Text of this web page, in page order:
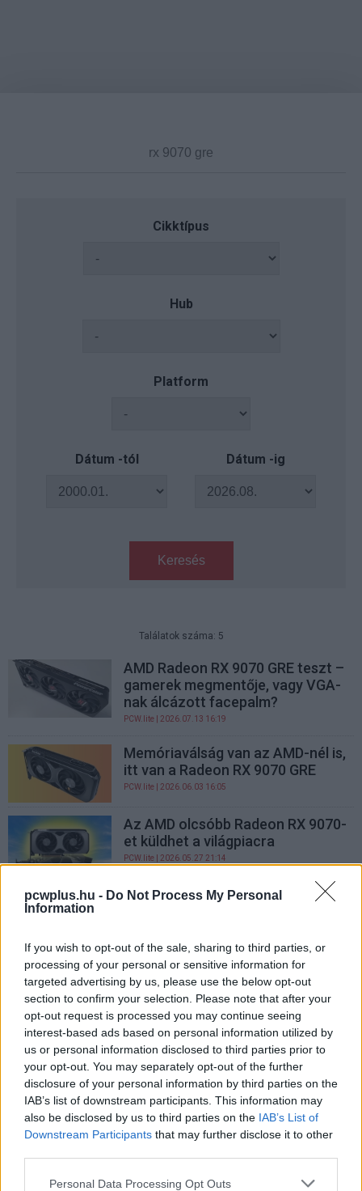
pcwplus.hu - Do Not Process My Personal
Information
If you wish to opt-out of the sale, sharing to third parties, or
processing of your personal or sensitive information for
targeted advertising by us, please use the below opt-out
section to confirm your selection. Please note that after your
opt-out request is processed you may continue seeing
interest-based ads based on personal information utilized by
us or personal information disclosed to third parties prior to
your opt-out. You may separately opt-out of the further
disclosure of your personal information by third parties on the
IAB’s list of downstream participants. This information may
also be disclosed by us to third parties on the IAB’s List of
Downstream Participants that may further disclose it to other
Please note that this website/app uses one or more Google
Personal Data Processing Opt Outs
Cikktípus
Hub
Platform
Dátum -tól Dátum -ig
Keresés
Találatok száma: 5
AMD Radeon RX 9070 GRE teszt –
gamerek megmentője, vagy VGA-
nak álcázott facepalm?
PCW.lite | 2026.07.13 16:19
Memóriaválság van az AMD-nél is,
itt van a Radeon RX 9070 GRE
PCW.lite | 2026.06.03 16:05
Az AMD olcsóbb Radeon RX 9070-
et küldhet a világpiacra
PCW.lite | 2026.05.27 21:14
Tényleg érkezhet az AMD Radeon
Az AMD frissíteni tervezi a
legfurább RX 90-es kártyáját
PCW.pro| 2025.08.27 21:14